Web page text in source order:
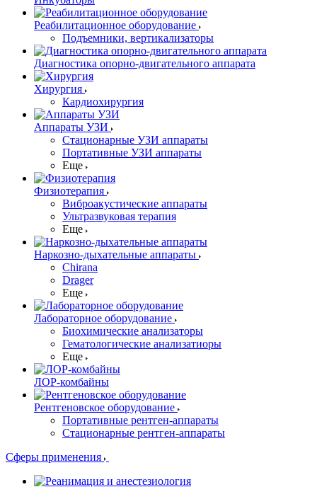
Реабилитационное оборудование
Подъемники, вертикализаторы
Диагностика опорно-двигательного аппарата
Хирургия
Кардиохирургия
Аппараты УЗИ
Стационарные УЗИ аппараты
Портативные УЗИ аппараты
Еще
Физиотерапия
Виброакустические аппараты
Ультразвуковая терапия
Еще
Наркозно-дыхательные аппараты
Chirana
Drager
Еще
Лабораторное оборудование
Биохимические анализаторы
Гематологические анализатиоры
Еще
ЛОР-комбайны
Рентгеновское оборудование
Портативные рентген-аппараты
Стационарные рентген-аппараты
Сферы применения